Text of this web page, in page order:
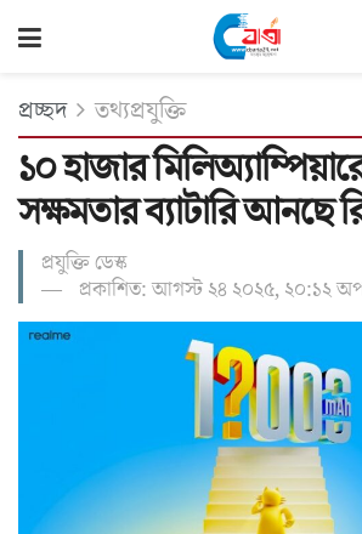
প্রচ্ছদ তথ্যপ্রযুক্তি
১০ হাজার
সক্ষমতার ব্যাটারি আনছে
প্রযুক্তি ডেস্ক
প্রকাশিত: আগস্ট ২৪ ২০২৫, ২০:১২